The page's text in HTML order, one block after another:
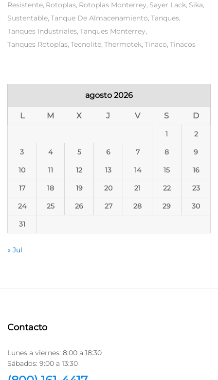
Resistente Rotoplas Rotoplas Monterrey Sayer Lack Sika
Sustentable Tanque De Almacenamiento Tanques
Tanques Industriales Tanques Monterrey
Tanques Rotoplas Tecnolite Thermotek Tinaco Tinacos
agosto 2026
L M X J V S D
1 2
3 4 5 6 7 8 9
10 11 12 13 14 15 16
17 18 19 20 21 22 23
24 25 26 27 28 29 30
31
« Jul
Contacto
Lunes a viernes: 8:00 a 18:30
Sábados: 9:00 a 13:30